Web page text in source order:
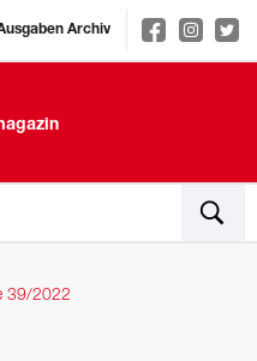
Archiv
39/2022